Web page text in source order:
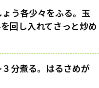
う各少々をふる。玉
回し入れてさっと炒め
分煮る。はるさめが